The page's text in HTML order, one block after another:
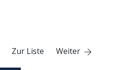
Zur Liste Weiter